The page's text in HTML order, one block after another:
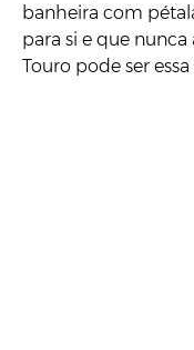
banheira com
para si e que
Touro pode ser